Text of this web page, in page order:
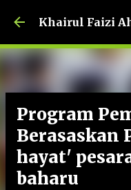
Langkau
Khairul Faizi
Program
Berasaskan
hayat'
baharu